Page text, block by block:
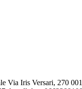
Via Iris Versari, 270